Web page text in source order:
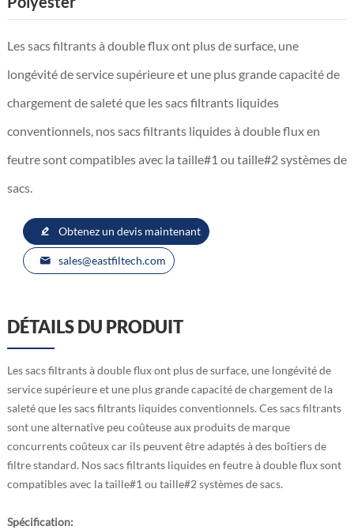
Les sacs filtrants à double flux ont plus de surface, une
longévité de service supérieure et une plus grande capacité de
chargement de saleté que les sacs filtrants liquides
conventionnels, nos sacs filtrants liquides à double flux en
feutre sont compatibles avec la taille#1 ou taille#2 systèmes de
sacs.
Obtenez un devis maintenant
sales@eastfiltech.com
DÉTAILS DU PRODUIT
Les sacs filtrants à double flux ont plus de surface, une longévité de
service supérieure et une plus grande capacité de chargement de la
saleté que les sacs filtrants liquides conventionnels. Ces sacs filtrants
sont une alternative peu coûteuse aux produits de marque
concurrents coûteux car ils peuvent être adaptés à des boîtiers de
filtre standard. Nos sacs filtrants liquides en feutre à double flux sont
compatibles avec la taille#1 ou taille#2 systèmes de sacs.
Spécification: